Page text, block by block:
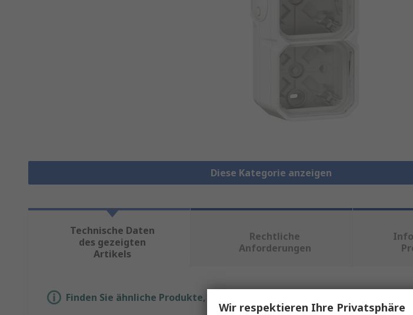
Diese Kategorie anzeigen
Technische Daten
des gezeigten
Artikels
Rechtliche
Anforderungen
Finden Sie ähnliche Produkte, indem Sie ein oder mehrere Eigenschaften
Wir respektieren Ihre Privatsphäre